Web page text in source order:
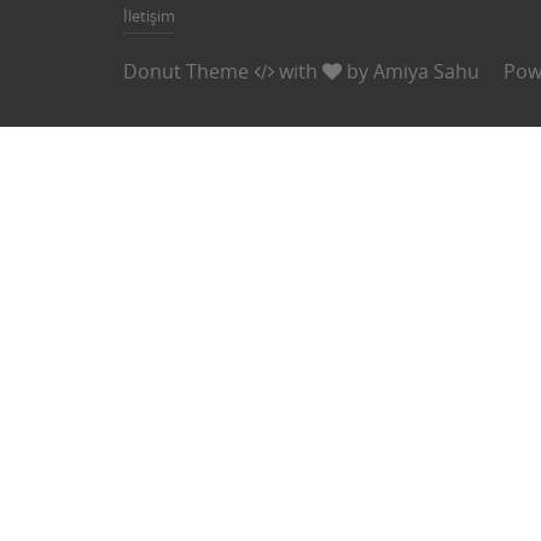
İletişim
Donut Theme with byAmiya Sahu